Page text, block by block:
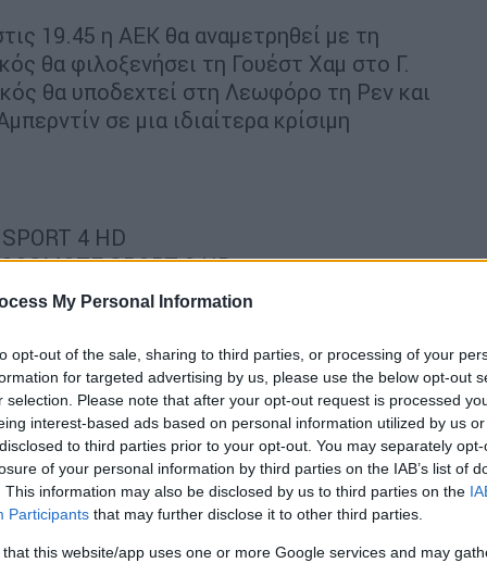
My Personal Information
opt-out of the sale, sharing to third parties, or processing of your
for targeted advertising by us, please use the below opt-out
selection. Please note that after your opt-out request is processed
interest-based ads based on personal information utilized by us
to third parties prior to your opt-out. You may separately
of your personal information by third parties on the IAB’s list of
This information may also be disclosed by us to third parties on the
Participants that may further disclose it to other third parties.
that this website/app uses one or more Google services and may
19.45 η ΑΕΚ θα αναμετρηθεί με τη
θα φιλοξενήσει τη Γουέστ Χαμ στο Γ.
θα υποδεχτεί στη Λεωφόρο τη Ρεν και
σε μια ιδιαίτερα κρίσιμη
4 HD
SPORT 3 HD
SPORT 5 HD
SPORT 7 HD
να ζήσει (19:45, COSMOTE SPORT 4
στη Μασσαλία, για την 3η αγωνιστική
του Ματίας Αλμέιδα εμφανίζεται
παιχνίδια και το ίδιο θα κάνει και